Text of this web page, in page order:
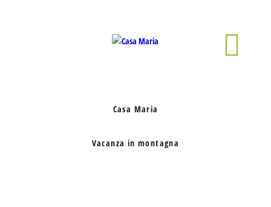
Casa Maria
Vacanza in montagna